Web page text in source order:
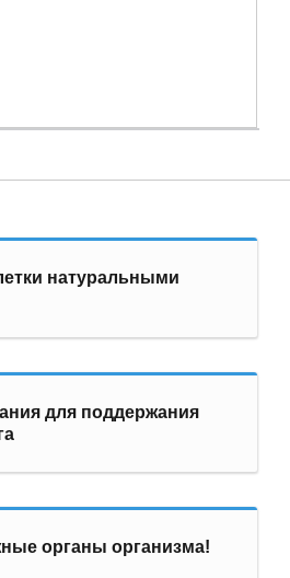
натуральными
для поддержания
органы организма!